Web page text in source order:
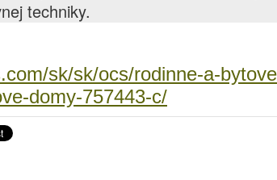
techniky.
sk/sk/ocs/rodinne-a-
domy-757443-c/